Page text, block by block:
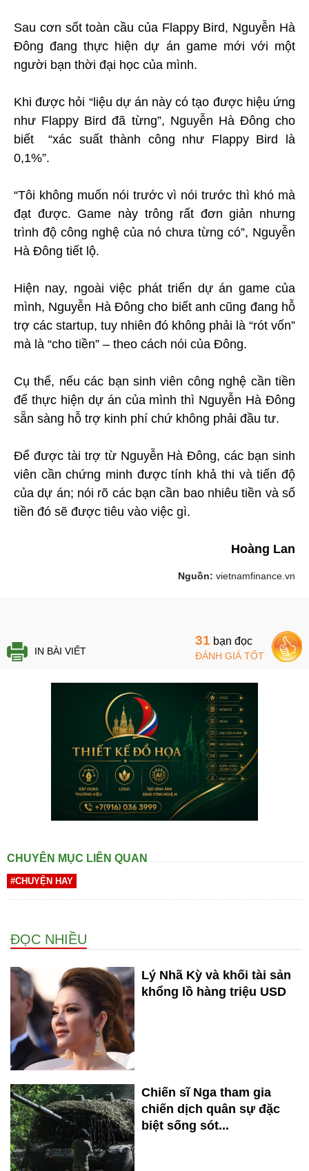
Sau cơn sốt toàn cầu của Flappy Bird, Nguyễn Hà
Đông đang thực hiện dự án game mới với một
người bạn thời đại học của mình.
Khi được hỏi “liệu dự án này có tạo được hiệu ứng
như Flappy Bird đã từng”, Nguyễn Hà Đông cho
biết “xác suất thành công như Flappy Bird là
0,1%”.
“Tôi không muốn nói trước vì nói trước thì khó mà
đạt được. Game này trông rất đơn giản nhưng
trình độ công nghệ của nó chưa từng có”, Nguyễn
Hà Đông tiết lộ.
Hiện nay, ngoài việc phát triển dự án game của
mình, Nguyễn Hà Đông cho biết anh cũng đang hỗ
trợ các startup, tuy nhiên đó không phải là “rót vốn”
mà là “cho tiền” – theo cách nói của Đông.
Cụ thể, nếu các bạn sinh viên công nghệ cần tiền
để thực hiện dự án của mình thì Nguyễn Hà Đông
sẵn sàng hỗ trợ kinh phí chứ không phải đầu tư.
Để được tài trợ từ Nguyễn Hà Đông, các bạn sinh
viên cần chứng minh được tính khả thi và tiến độ
của dự án; nói rõ các bạn cần bao nhiêu tiền và số
tiền đó sẽ được tiêu vào việc gì.
Hoàng Lan
Nguồn: vietnamfinance.vn
IN BÀI VIẾT
31 bạn đọc
ĐÁNH GIÁ TỐT
CHUYÊN MỤC LIÊN QUAN
#CHUYỆN HAY
ĐỌC NHIỀU
Lý Nhã Kỳ và khối tài sản
khổng lồ hàng triệu USD
Chiến sĩ Nga tham gia
chiến dịch quân sự đặc
biệt sống sót...